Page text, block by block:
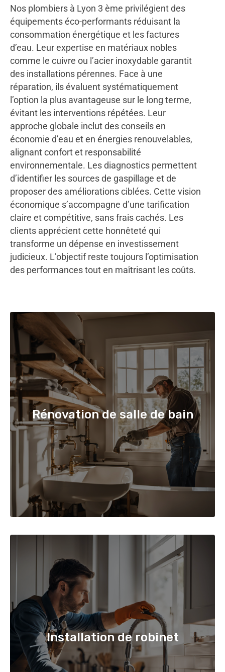
Nos plombiers à Lyon 3 ème privilégient des
équipements éco-performants réduisant la
consommation énergétique et les factures
d’eau. Leur expertise en matériaux nobles
comme le cuivre ou l’acier inoxydable garantit
des installations pérennes. Face à une
réparation, ils évaluent systématiquement
l’option la plus avantageuse sur le long terme,
évitant les interventions répétées. Leur
approche globale inclut des conseils en
économie d’eau et en énergies renouvelables,
alignant confort et responsabilité
environnementale. Les diagnostics permettent
d’identifier les sources de gaspillage et de
proposer des améliorations ciblées. Cette vision
économique s’accompagne d’une tarification
claire et compétitive, sans frais cachés. Les
clients apprécient cette honnêteté qui
transforme un dépense en investissement
judicieux. L’objectif reste toujours l’optimisation
des performances tout en maîtrisant les coûts.
Rénovation de salle de bain
Installation de robinet